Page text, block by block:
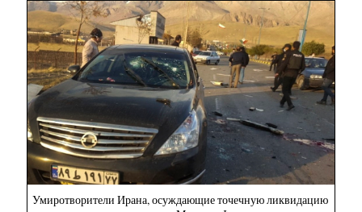
Умиротворители Ирана, осуждающие точечную ликвидацию